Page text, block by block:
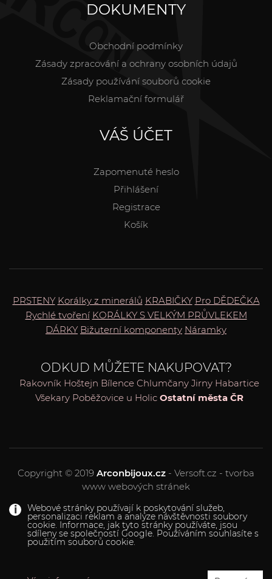
Webové stránky používají k poskytování služeb,
personalizaci reklam a analýze návštěvnosti soubory
cookie. Informace, jak tyto stránky používáte, jsou
sdíleny se společností Google. Používáním souhlasíte s
použitím souborů cookie.
DOKUMENTY
Obchodní podmínky
Zásady zpracování a ochrany osobních údajů
Zásady používání souborů cookie
Reklamační formulář
VÁŠ ÚČET
Zapomenuté heslo
Přihlášení
Registrace
Košík
PRSTENY Korálky z minerálů KRABIČKY Pro DĚDEČKA
Rychlé tvoření KORÁLKY S VELKÝM PRŮVLEKEM
DÁRKY Bižuterní komponenty Náramky
ODKUD MŮŽETE NAKUPOVAT?
Rakovník Hoštejn Bílence Chlumčany Jirny Habartice
Všekary Poběžovice u Holic Ostatní města ČR
Copyright © 2019 Arconbijoux.cz - Versoft.cz - tvorba
www webových stránek